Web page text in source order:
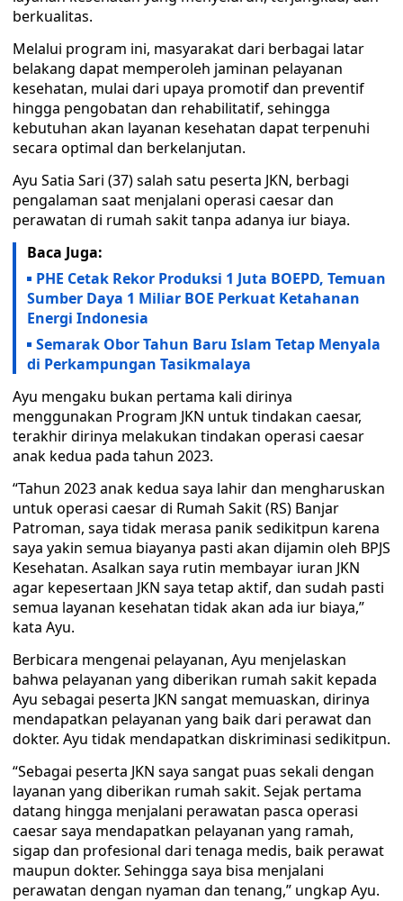
berkualitas.
Melalui program ini, masyarakat dari berbagai latar
belakang dapat memperoleh jaminan pelayanan
kesehatan, mulai dari upaya promotif dan preventif
hingga pengobatan dan rehabilitatif, sehingga
kebutuhan akan layanan kesehatan dapat terpenuhi
secara optimal dan berkelanjutan.
Ayu Satia Sari (37) salah satu peserta JKN, berbagi
pengalaman saat menjalani operasi caesar dan
perawatan di rumah sakit tanpa adanya iur biaya.
Baca Juga:
PHE Cetak Rekor Produksi 1 Juta BOEPD, Temuan
Sumber Daya 1 Miliar BOE Perkuat Ketahanan
Energi Indonesia
Semarak Obor Tahun Baru Islam Tetap Menyala
di Perkampungan Tasikmalaya
Ayu mengaku bukan pertama kali dirinya
menggunakan Program JKN untuk tindakan caesar,
terakhir dirinya melakukan tindakan operasi caesar
anak kedua pada tahun 2023.
“Tahun 2023 anak kedua saya lahir dan mengharuskan
untuk operasi caesar di Rumah Sakit (RS) Banjar
Patroman, saya tidak merasa panik sedikitpun karena
saya yakin semua biayanya pasti akan dijamin oleh BPJS
Kesehatan. Asalkan saya rutin membayar iuran JKN
agar kepesertaan JKN saya tetap aktif, dan sudah pasti
semua layanan kesehatan tidak akan ada iur biaya,”
kata Ayu.
Berbicara mengenai pelayanan, Ayu menjelaskan
bahwa pelayanan yang diberikan rumah sakit kepada
Ayu sebagai peserta JKN sangat memuaskan, dirinya
mendapatkan pelayanan yang baik dari perawat dan
dokter. Ayu tidak mendapatkan diskriminasi sedikitpun.
“Sebagai peserta JKN saya sangat puas sekali dengan
layanan yang diberikan rumah sakit. Sejak pertama
datang hingga menjalani perawatan pasca operasi
caesar saya mendapatkan pelayanan yang ramah,
sigap dan profesional dari tenaga medis, baik perawat
maupun dokter. Sehingga saya bisa menjalani
perawatan dengan nyaman dan tenang,” ungkap Ayu.